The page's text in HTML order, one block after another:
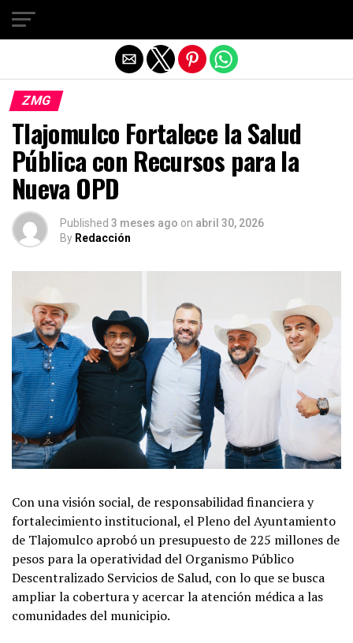
ZMG
Tlajomulco Fortalece la Salud
Pública con Recursos para la
Nueva OPD
Published 3 meses ago on abril 30, 2026
By Redacción
Con una visión social, de responsabilidad financiera y
fortalecimiento institucional, el Pleno del Ayuntamiento
de Tlajomulco aprobó un presupuesto de 225 millones de
pesos para la operatividad del Organismo Público
Descentralizado Servicios de Salud, con lo que se busca
ampliar la cobertura y acercar la atención médica a las
comunidades del municipio.